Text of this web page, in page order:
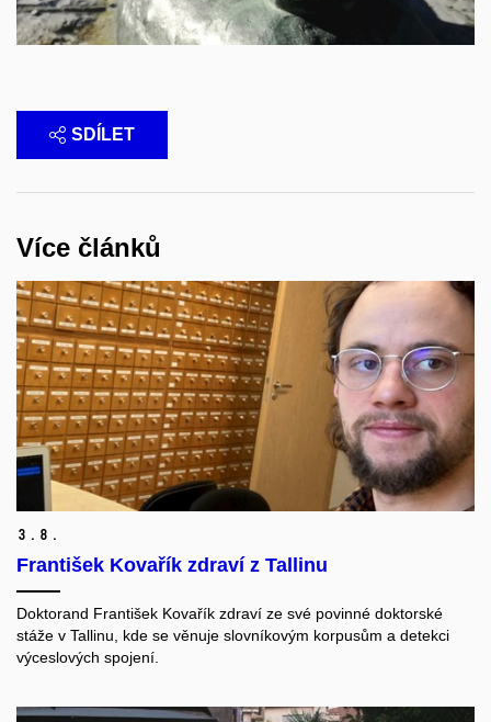
SDÍLET
Více článků
3. 8.
František Kovařík zdraví z Tallinu
Doktorand František Kovařík zdraví ze své povinné doktorské
stáže v Tallinu, kde se věnuje slovníkovým korpusům a detekci
výceslových spojení.